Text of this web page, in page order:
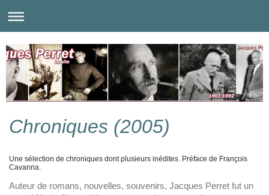
Chroniques (2005)
Une sélection de chroniques dont plusieurs inédites. Préface de François
Cavanna.
Auteur de romans, nouvelles, souvenirs, Jacques Perret fut un